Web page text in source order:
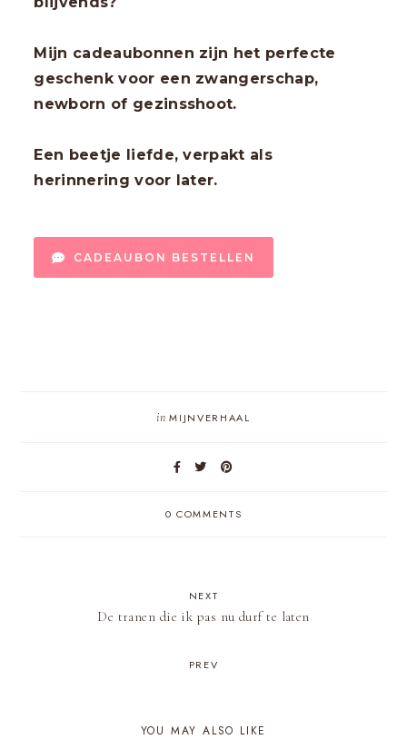
Mijn cadeaubonnen zijn het perfecte
geschenk voor een zwangerschap,
newborn of gezinsshoot.
Een beetje liefde, verpakt als
herinnering voor later.
CADEAUBON BESTELLEN
inMIJNVERHAAL
0 COMMENTS
NEXT
De tranen die ik pas nu durf te laten
PREV
YOU MAY ALSO LIKE